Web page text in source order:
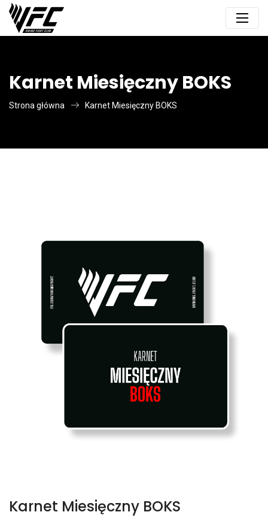
Karnet Miesięczny BOKS
Strona główna Karnet Miesięczny BOKS
Karnet Miesięczny BOKS